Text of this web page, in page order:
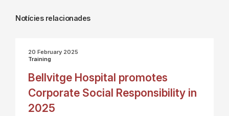
Notícies relacionades
20 February 2025
Training
Bellvitge Hospital promotes
Corporate Social Responsibility in
2025